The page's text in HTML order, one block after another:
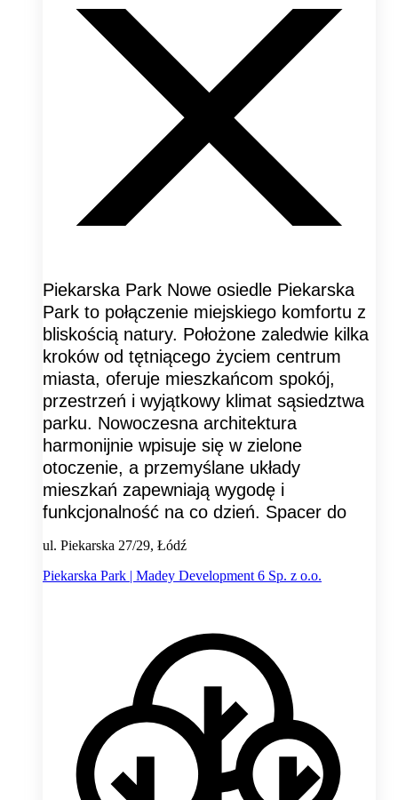
Piekarska Park Nowe osiedle Piekarska
Park to połączenie miejskiego komfortu z
bliskością natury. Położone zaledwie kilka
kroków od tętniącego życiem centrum
miasta, oferuje mieszkańcom spokój,
przestrzeń i wyjątkowy klimat sąsiedztwa
parku. Nowoczesna architektura
harmonijnie wpisuje się w zielone
otoczenie, a przemyślane układy
mieszkań zapewniają wygodę i
funkcjonalność na co dzień. Spacer do
ul. Piekarska 27/29, Łódź
Piekarska Park | Madey Development 6 Sp. z o.o.